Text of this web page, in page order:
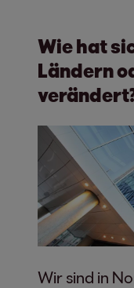
Wie hat
Ländern
Wir sind in